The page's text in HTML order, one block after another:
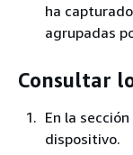
ha
agrupadas
Consultar
En la sección
dispositivo.